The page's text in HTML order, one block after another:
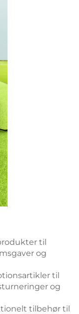
til
og
til
og
tilbehør til